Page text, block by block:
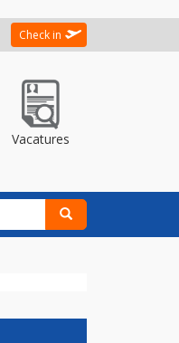
Check in
Vacatures